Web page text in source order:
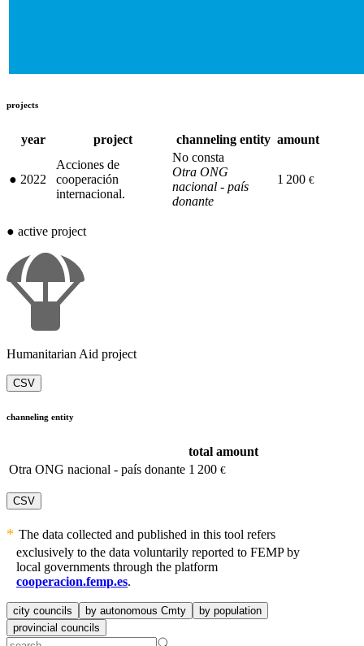
projects
year project channeling entity amount
● 2022
Acciones de
cooperación
internacional.
No consta
Otra ONG
nacional - país
donante
1 200 €
● active project
Humanitarian Aid project
CSV
channeling entity
total amount
Otra ONG nacional - país donante 1 200 €
CSV
The data collected and published in this tool refers
exclusively to the data voluntarily reported to FEMP by
local governments through the platform
cooperacion.femp.es.
city councils by autonomous Cmty
by population
provincial councils